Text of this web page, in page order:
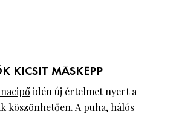
KICSIT MÁSKÉPP
idén új értelmet nyert a
köszönhetően. A puha, hálós